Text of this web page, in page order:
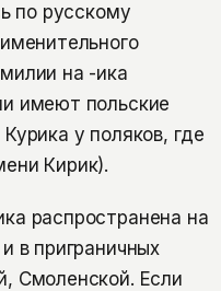
по русскому
на -ика
имеют польские
у поляков, где
Кирик).
распространена на
в приграничных
Смоленской. Если